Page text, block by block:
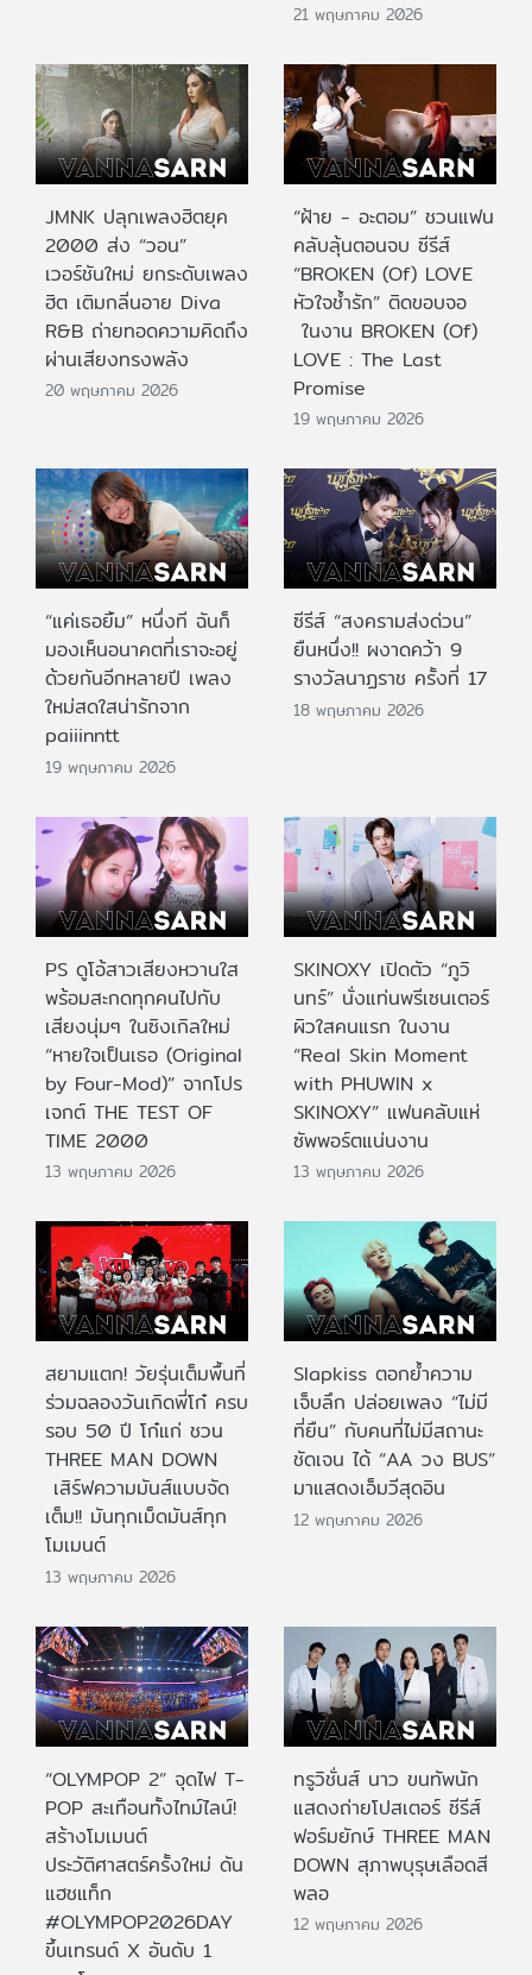
21 พฤษภาคม 2026
JMNK ปลุกเพลงฮิตยุค
2000 ส่ง “วอน”
เวอร์ชันใหม่ ยกระดับเพลง
ฮิต เติมกลิ่นอาย Diva
R&B ถ่ายทอดความคิดถึง
ผ่านเสียงทรงพลัง
20 พฤษภาคม 2026
“ฝ้าย - อะตอม” ชวนแฟน
คลับลุ้นตอนจบ ซีรีส์
“BROKEN (Of) LOVE
หัวใจช้ำรัก” ติดขอบจอ
ในงาน BROKEN (Of)
LOVE : The Last
Promise
19 พฤษภาคม 2026
“แค่เธอยิ้ม” หนึ่งที ฉันก็
มองเห็นอนาคตที่เราจะอยู่
ด้วยกันอีกหลายปี เพลง
ใหม่สดใสน่ารักจาก
paiiinntt
19 พฤษภาคม 2026
ซีรีส์ “สงครามส่งด่วน”
ยืนหนึ่ง!! ผงาดคว้า 9
รางวัลนาฏราช ครั้งที่ 17
18 พฤษภาคม 2026
PS ดูโอ้สาวเสียงหวานใส
พร้อมสะกดทุกคนไปกับ
เสียงนุ่มๆ ในซิงเกิลใหม่
“หายใจเป็นเธอ (Original
by Four-Mod)” จากโปร
เจกต์ THE TEST OF
TIME 2000
13 พฤษภาคม 2026
SKINOXY เปิดตัว “ภูวิ
นทร์” นั่งแท่นพรีเซนเตอร์
ผิวใสคนแรก ในงาน
“Real Skin Moment
with PHUWIN x
SKINOXY” แฟนคลับแห่
ซัพพอร์ตแน่นงาน
13 พฤษภาคม 2026
สยามแตก! วัยรุ่นเต็มพื้นที่
ร่วมฉลองวันเกิดพี่โก๋ ครบ
รอบ 50 ปี โก๋แก่ ชวน
THREE MAN DOWN
เสิร์ฟความมันส์แบบจัด
เต็ม!! มันทุกเม็ดมันส์ทุก
โมเมนต์
13 พฤษภาคม 2026
Slapkiss ตอกย้ำความ
เจ็บลึก ปล่อยเพลง “ไม่มี
ที่ยืน” กับคนที่ไม่มีสถานะ
ชัดเจน ได้ “AA วง BUS”
มาแสดงเอ็มวีสุดอิน
12 พฤษภาคม 2026
“OLYMPOP 2” จุดไฟ T-
POP สะเทือนทั้งไทม์ไลน์!
สร้างโมเมนต์
ประวัติศาสตร์ครั้งใหม่ ดัน
แฮชแท็ก
#OLYMPOP2026DAY
ขึ้นเทรนด์ X อันดับ 1
ทรูวิชั่นส์ นาว ขนทัพนัก
แสดงถ่ายโปสเตอร์ ซีรีส์
ฟอร์มยักษ์ THREE MAN
DOWN สุภาพบุรุษเลือดสี
พลอ
12 พฤษภาคม 2026